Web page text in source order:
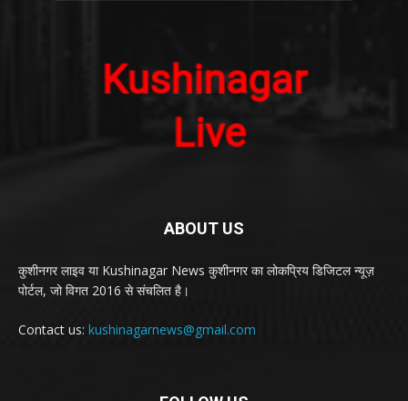
ABOUT US
कुशीनगर लाइव या Kushinagar News कुशीनगर का लोकप्रिय डिजिटल न्यूज़
पोर्टल, जो विगत 2016 से संचलित है।
Contact us: kushinagarnews@gmail.com